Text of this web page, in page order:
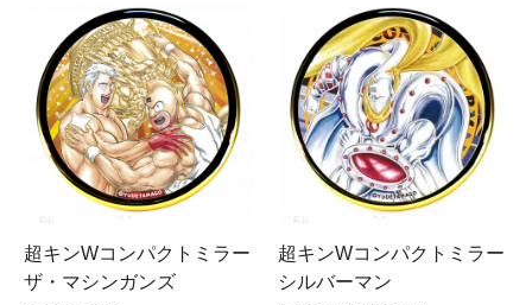
超キンWコンパクトミラー
ザ・マシンガンズ
超キンWコンパクトミラー
シルバーマン